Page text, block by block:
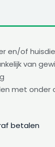
en/of
van
met onder
betalen